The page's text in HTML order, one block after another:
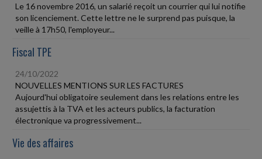
Le 16 novembre 2016, un salarié reçoit un courrier qui lui notifie
son licenciement. Cette lettre ne le surprend pas puisque, la
veille à 17h50, l'employeur...
Fiscal TPE
24/10/2022
NOUVELLES MENTIONS SUR LES FACTURES
Aujourd'hui obligatoire seulement dans les relations entre les
assujettis à la TVA et les acteurs publics, la facturation
électronique va progressivement...
Vie des affaires